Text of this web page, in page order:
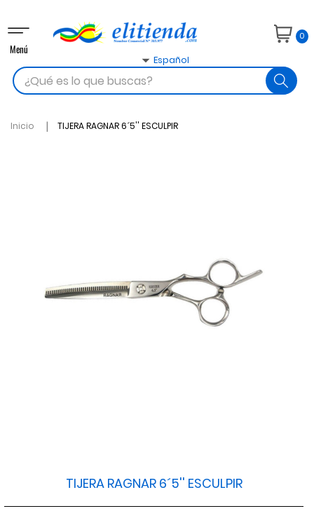
Navegación
de
palanca
Menú
0
Español

Inicio TIJERA RAGNAR 6´5'' ESCULPIR
TIJERA RAGNAR 6´5'' ESCULPIR